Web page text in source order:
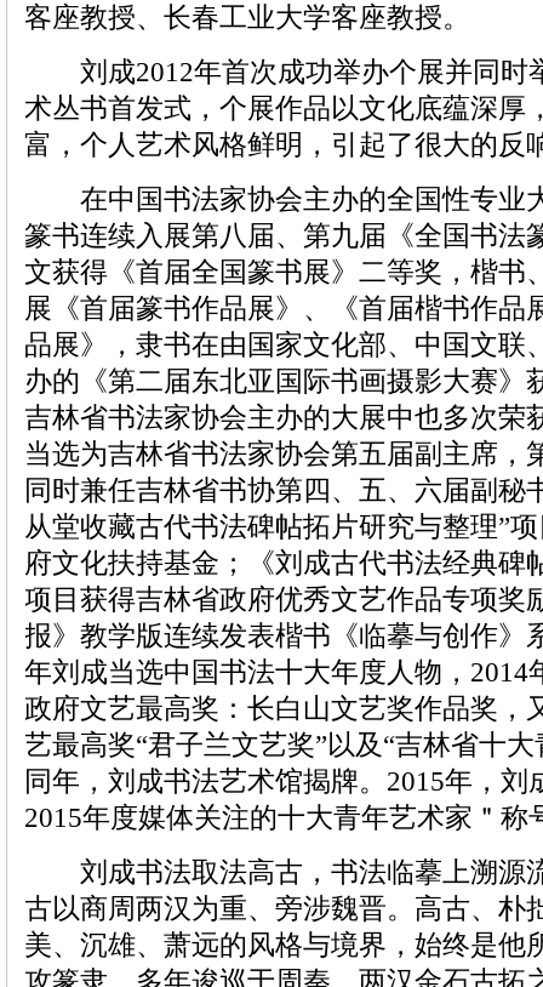
客座教授、长春工业大学客座教授。
刘成2012年首次成功举办个展并同时
术丛书首发式，个展作品以文化底蕴深厚
富，个人艺术风格鲜明，引起了很大的反
在中国书法家协会主办的全国性专业
篆书连续入展第八届、第九届《全国书法
文获得《首届全国篆书展》二等奖，楷书
展《首届篆书作品展》、《首届楷书作品
品展》，隶书在由国家文化部、中国文联
办的《第二届东北亚国际书画摄影大赛》
吉林省书法家协会主办的大展中也多次荣
当选为吉林省书法家协会第五届副主席，
同时兼任吉林省书协第四、五、六届副秘
从堂收藏古代书法碑帖拓片研究与整理”
府文化扶持基金；《刘成古代书法经典碑
项目获得吉林省政府优秀文艺作品专项奖
报》教学版连续发表楷书《临摹与创作》
年刘成当选中国书法十大年度人物，2014
政府文艺最高奖：长白山文艺奖作品奖，
艺最高奖“君子兰文艺奖”以及“吉林省十
同年，刘成书法艺术馆揭牌。2015年，刘
2015年度媒体关注的十大青年艺术家＂称
刘成书法取法高古，书法临摹上溯源
古以商周两汉为重、旁涉魏晋。高古、朴
美、沉雄、萧远的风格与境界，始终是他